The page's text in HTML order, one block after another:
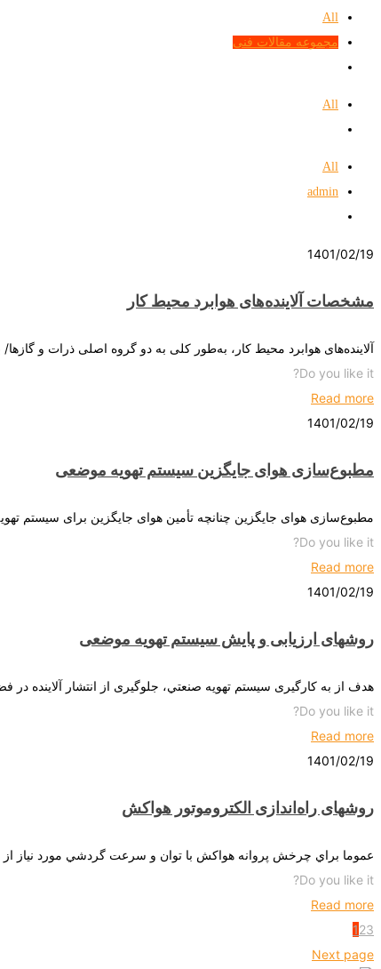
All
مجموعه مقالات فنی
All
All
admin
1401/02/19
مشخصات آلاینده‌های هوابرد محیط کار
آلاینده‌های هوابرد محیط کار، به‌طور کلی به دو گروه اصلی ذرات و
Do you like it?
Read more
1401/02/19
مطبوع‌سازی هوای جایگزین سیستم تهویه موضعی
مطبوع‌سازی هوای جایگزین چنانچه تأمین هوای جایگزین برای سیستم
Do you like it?
Read more
1401/02/19
روشهای ارزیابی و پایش سیستم تهویه موضعی
هدف از به کارگیری سيستم‌ تهويه صنعتي، جلوگیری از انتشار
Do you like it?
Read more
1401/02/19
روشهای راه‌اندازی الکتروموتور هواکش
عموما براي چرخش پروانه هواكش با توان و سرعت گردشي مورد نياز از
Do you like it?
Read more
123
Next page